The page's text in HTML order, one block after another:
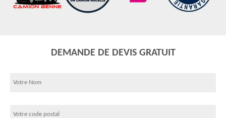
DEMANDE DE DEVIS GRATUIT